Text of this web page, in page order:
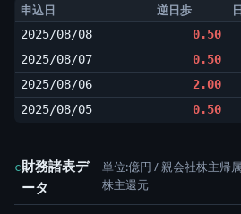
申込日 逆日歩
2025/08/08 0.50
2025/08/07
0.50
2025/08/06
2.00
2025/08/05
0.50
c財務諸表デ
ータ
単位:億円 / 親会社株主帰
株主還元